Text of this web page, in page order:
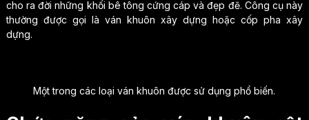
cho ra đời những khối bê tông cứng cáp và đẹp đẽ. Công cụ này
thường được gọi là ván khuôn xây dựng hoặc cốp pha xây
dựng.
Một trong các loại ván khuôn được sử dụng phổ biến.